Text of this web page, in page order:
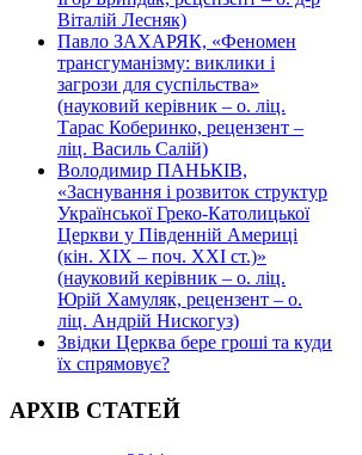
Віталій Лесняк)
Павло ЗАХАРЯК, «Феномен
трансгуманізму: виклики і
загрози для суспільства»
(науковий керівник – о. ліц.
Тарас Коберинко, рецензент –
ліц. Василь Салій)
Володимир ПАНЬКІВ,
«Заснування і розвиток структур
Української Греко-Католицької
Церкви у Південній Америці
(кін. ХІХ – поч. ХХІ ст.)»
(науковий керівник – о. ліц.
Юрій Хамуляк, рецензент – о.
ліц. Андрій Нискогуз)
Звідки Церква бере гроші та куди
їх спрямовує?
АРХІВ СТАТЕЙ